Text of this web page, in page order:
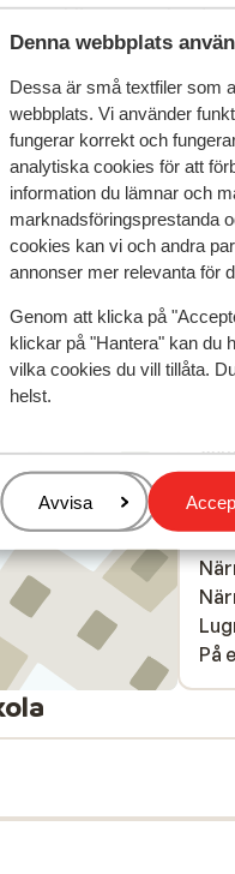
Denna webbplats
Dessa är små textfiler som
webbplats. Vi använder
fungerar korrekt och
analytiska cookies för att
information du lämnar och
marknadsföringsprestanda
cookies kan vi och andra
annonser mer relevanta för
Genom att klicka på
klickar på "Hantera" kan du
vilka cookies du vill tillåta.
helst.
Hantera
Avvisa
verkligen speglar
15 mars 2026
enkel
beter.
enkel
beter.
8.6
Bel
Bel
På